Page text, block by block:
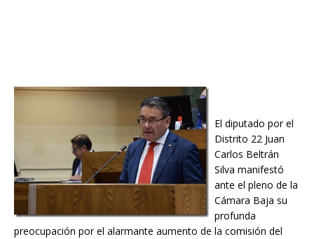
El diputado por el
Distrito 22 Juan
Carlos Beltrán
Silva manifestó
ante el pleno de la
Cámara Baja su
profunda
preocupación por el alarmante aumento de la comisión del